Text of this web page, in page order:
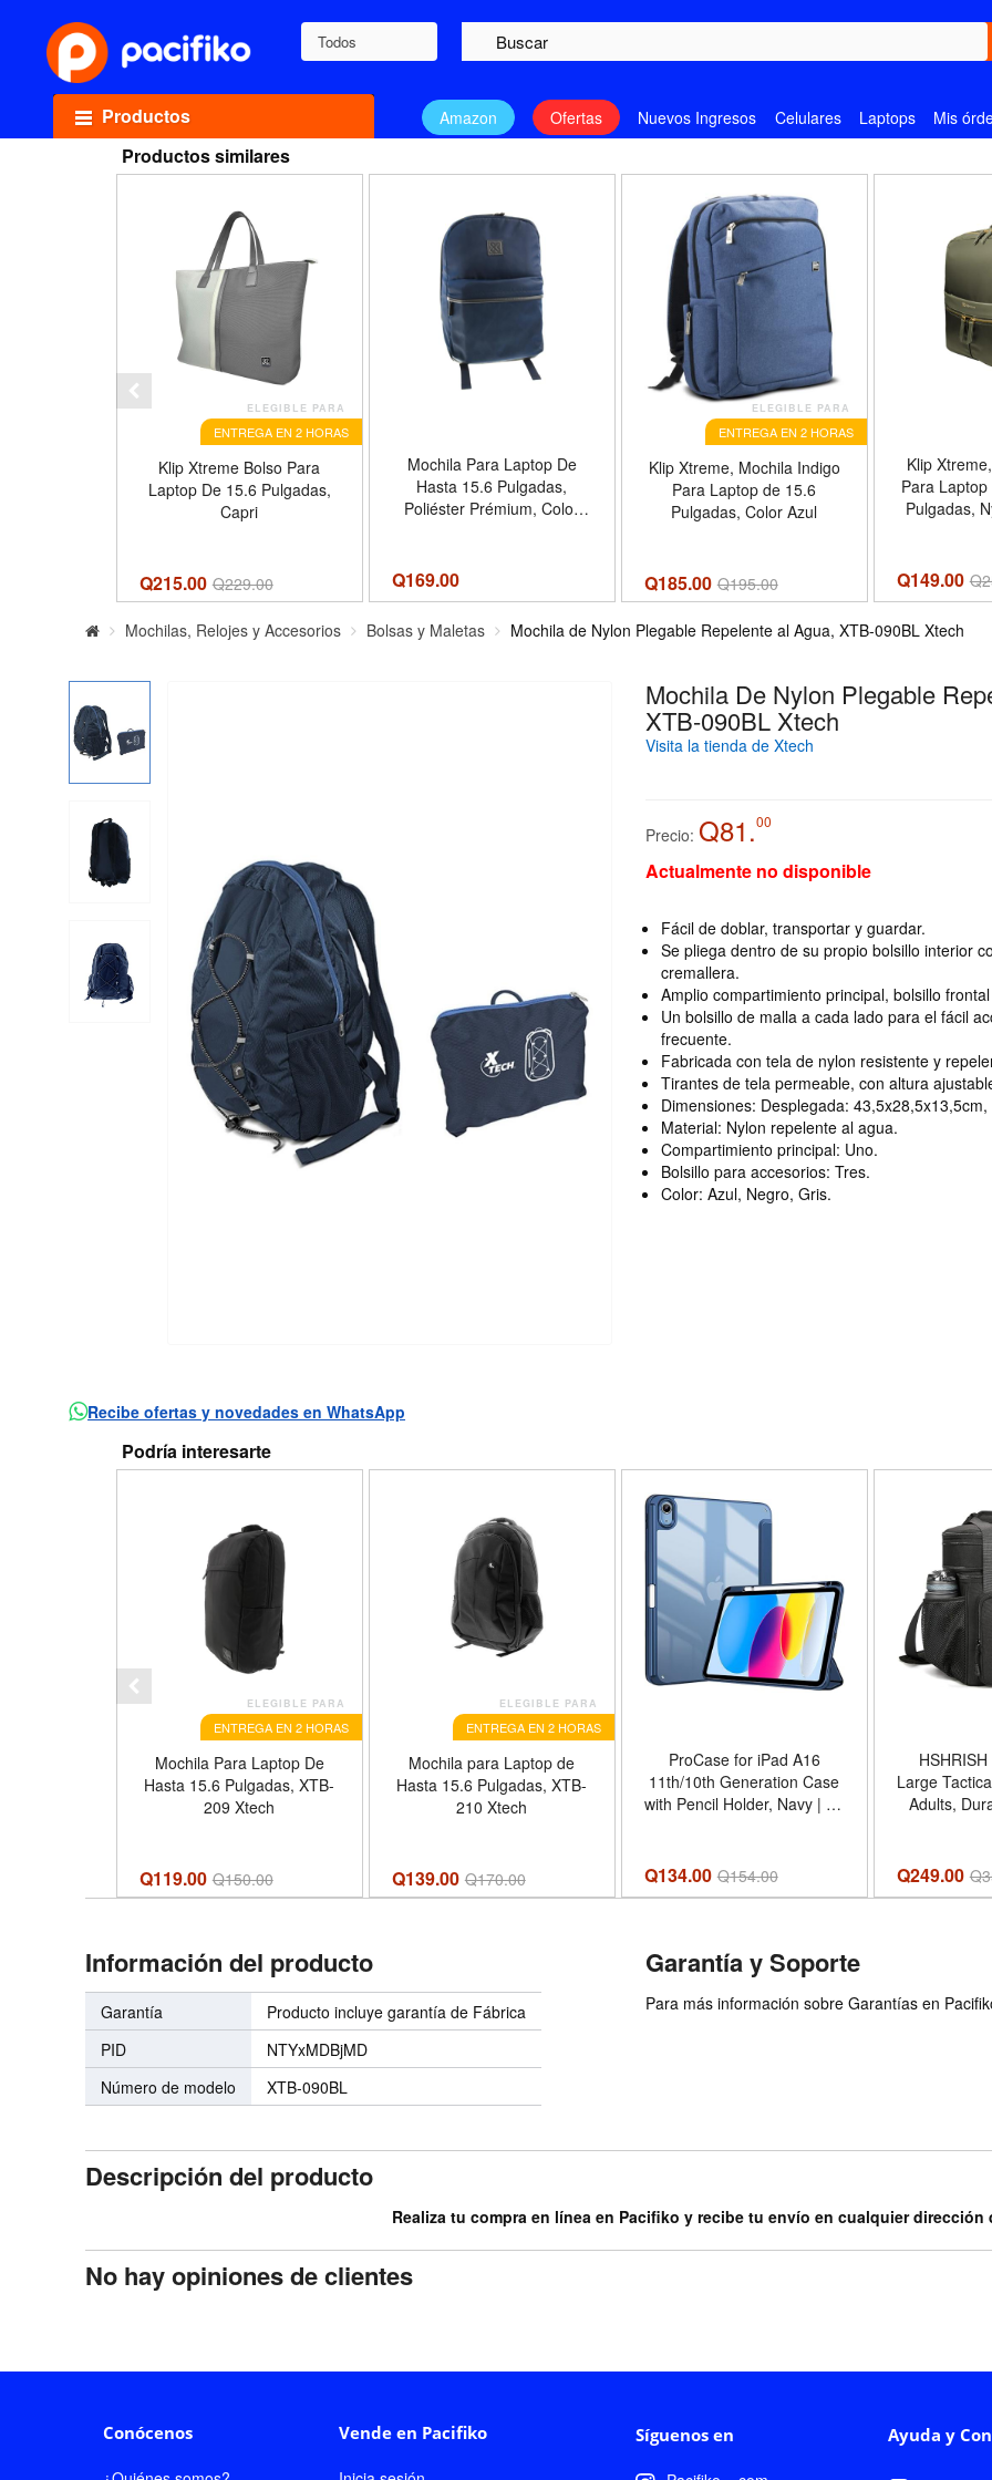
Todos
Productos Amazon Ofertas Nuevos Ingresos Celulares Laptops Mis
Productos similares
ELEGIBLE PARA
ENTREGA EN 2 HORAS
Klip Xtreme Bolso Para
Laptop De 15.6 Pulgadas,
Capri
Q215.00 Q229.00
Mochila Para Laptop De
Hasta 15.6 Pulgadas,
Poliéster Prémium, Color
Q169.00
ELEGIBLE PARA
ENTREGA EN 2 HORAS
Klip Xtreme, Mochila Indigo
Para Laptop de 15.6
Pulgadas, Color Azul
Q185.00 Q195.00
Klip
Para
Pulgadas,
Q149.00 Q
Mochilas, Relojes y Accesorios Bolsas y Maletas Mochila de Nylon Plegable Repelente al Agua, XTB-090BL Xtech
Mochila De Nylon Plegable
XTB-090BL Xtech
Visita la tienda de Xtech
Precio: Q81.00
Actualmente no disponible
Fácil de doblar, transportar y guardar.
Se pliega dentro de su propio bolsillo interior
cremallera.
Amplio compartimiento principal, bolsillo
Un bolsillo de malla a cada lado para el fácil
frecuente.
Fabricada con tela de nylon resistente y
Tirantes de tela permeable, con altura
Dimensiones: Desplegada:
Material: Nylon repelente al agua.
Compartimiento principal: Uno.
Bolsillo para accesorios: Tres.
Color: Azul, Negro, Gris.
Recibe ofertas y novedades en WhatsApp
Podría interesarte
ELEGIBLE PARA
ENTREGA EN 2 HORAS
Mochila Para Laptop De
Hasta 15.6 Pulgadas, XTB-
209 Xtech
Q119.00 Q150.00
ELEGIBLE PARA
ENTREGA EN 2 HORAS
Mochila para Laptop de
Hasta 15.6 Pulgadas, XTB-
210 Xtech
Q139.00 Q170.00
ProCase for iPad A16
11th/10th Generation Case
with Pencil Holder, Navy | 11
11th/10th Generation, Clear
Back Soft TPU Bumper,
Q134.00 Q154.00
Large
Adults,
Men Work
Trips, 20
Q249.00 Q
Información del producto
Garantía
Producto incluye garantía de Fábrica
PID
NTYxMDBjMD
Número de modelo
XTB-090BL
Garantía y Soporte
Para más información sobre Garantías en
Descripción del producto
Realiza tu compra en línea en Pacifiko y recibe tu envío en cualquier dirección
No hay opiniones de clientes
Conócenos Vende en Pacifiko Síguenos en Ayuda y